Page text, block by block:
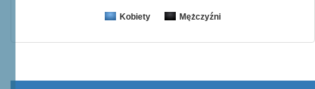
Kobiety Mężczyźni